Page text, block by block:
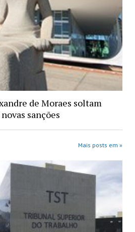
de Moraes soltam
sanções
Mais posts em »